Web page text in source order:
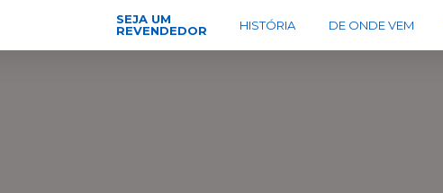
SEJA UM
REVENDEDOR
HISTÓRIA DE ONDE VEM